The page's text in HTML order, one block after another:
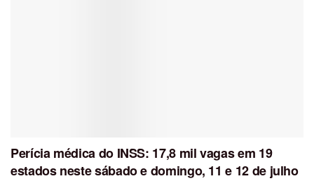
Perícia médica do INSS: 17,8 mil vagas em 19
estados neste sábado e domingo, 11 e 12 de julho